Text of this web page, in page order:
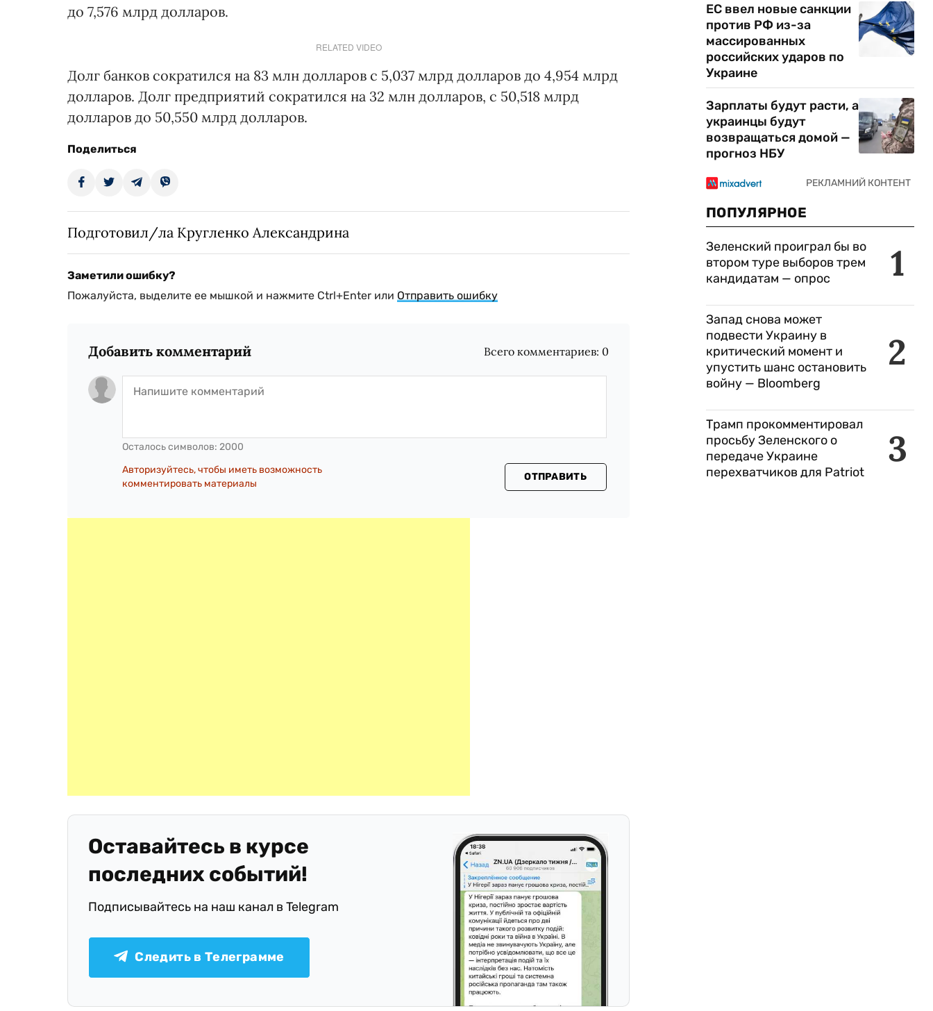
до 7,576 млрд долларов.
RELATED VIDEO
Долг банков сократился на 83 млн долларов с 5,037 млрд долларов до 4,954 млрд
долларов. Долг предприятий сократился на 32 млн долларов, с 50,518 млрд
долларов до 50,550 млрд долларов.
Поделиться
Подготовил/ла Кругленко Александрина
Заметили ошибку?
Пожалуйста, выделите ее мышкой и нажмите Ctrl+Enter или Отправить ошибку
Добавить комментарий Всего комментариев: 0
Осталось символов: 2000
Авторизуйтесь, чтобы иметь возможность
комментировать материалы
ОТПРАВИТЬ
Оставайтесь в курсе
последних событий!
Подписывайтесь на наш канал в Telegram
Следить в Телеграмме
ЕС ввел новые санкции
против РФ из-за
массированных
российских ударов по
Украине
Зарплаты будут расти, а
украинцы будут
возвращаться домой —
прогноз НБУ
ПОПУЛЯРНОЕ
1
Зеленский проиграл бы во
втором туре выборов трем
кандидатам — опрос
2
Запад снова может
подвести Украину в
критический момент и
упустить шанс остановить
войну — Bloomberg
3
Трамп прокомментировал
просьбу Зеленского о
передаче Украине
перехватчиков для Patriot